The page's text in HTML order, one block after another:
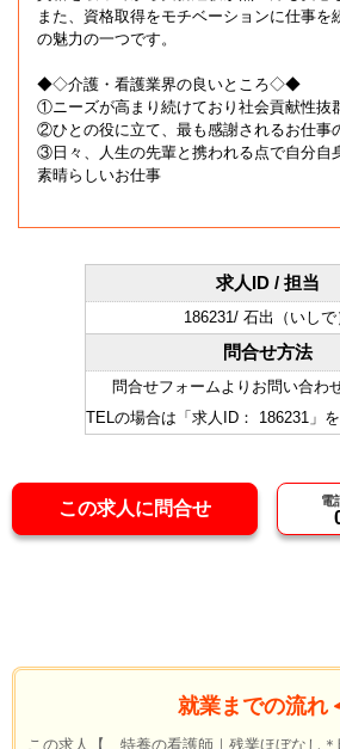
また、資格取得をモチベーションに仕事を
の魅力の一つです。
◆◇介護・看護業界の良いところ◇◆
①ニーズが高まり続けており社会貢献性抜
②ひとの役に立て、最も感謝されるお仕事
③日々、人生の先輩と携われる点で自分自
素晴らしいお仕事
求人ID / 担当
186231/ 石出（いしで
問合せ方法
問合せフォームよりお問い合わ
TELの場合は「求人ID： 186231」を
この求人に問合せ 電
就業までの流れ
この求人【 特養の看護師｜残業ほぼなし＊